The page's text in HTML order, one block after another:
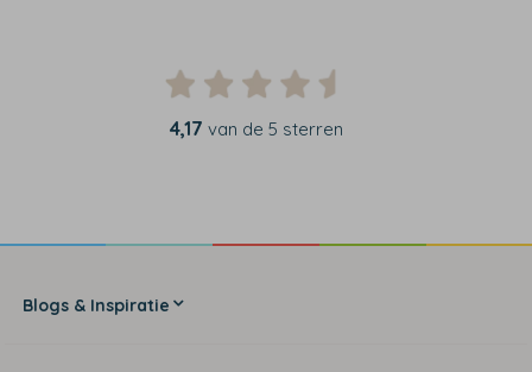
4,17 van de 5 sterren
Blogs & Inspiratie